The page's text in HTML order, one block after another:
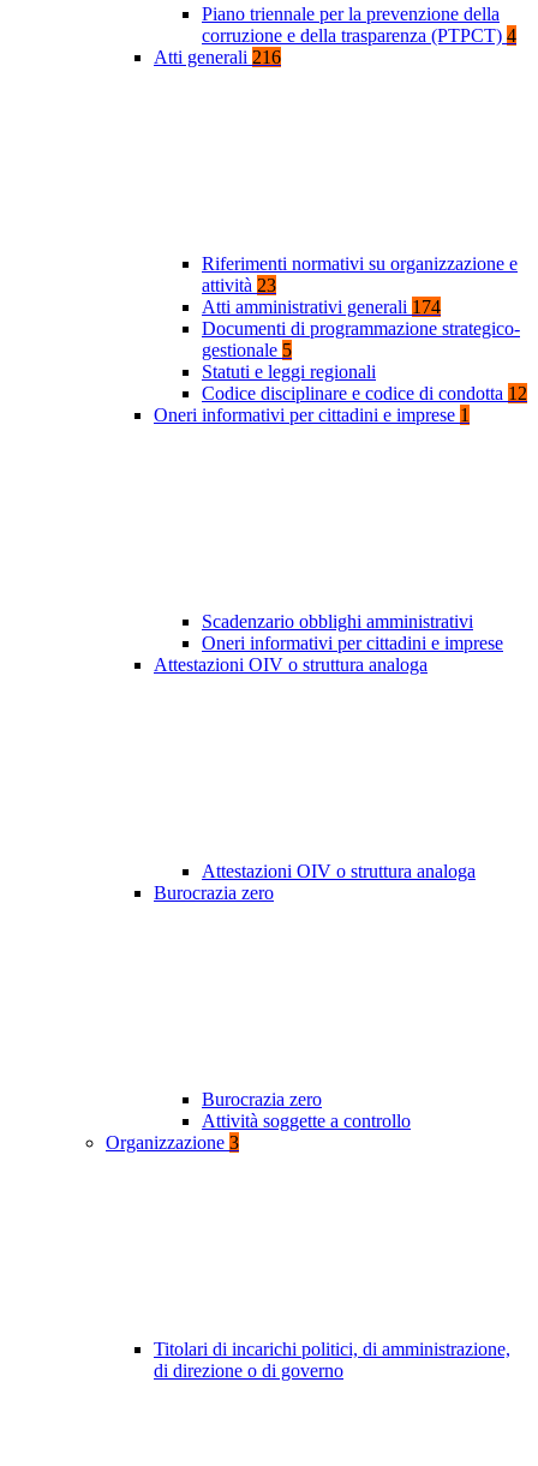
Piano triennale per la prevenzione della
corruzione e della trasparenza (PTPCT) 4
Atti generali 216
Riferimenti normativi su organizzazione e
attività 23
Atti amministrativi generali 174
Documenti di programmazione strategico-
gestionale 5
Statuti e leggi regionali
Codice disciplinare e codice di condotta 12
Oneri informativi per cittadini e imprese 1
Scadenzario obblighi amministrativi
Oneri informativi per cittadini e imprese
Attestazioni OIV o struttura analoga
Attestazioni OIV o struttura analoga
Burocrazia zero
Burocrazia zero
Attività soggette a controllo
Organizzazione 3
Titolari di incarichi politici, di amministrazione,
di direzione o di governo